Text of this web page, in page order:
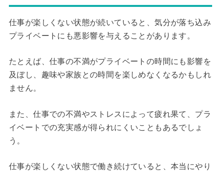
仕事が楽しくない状態が続いていると、気分が落ち込み
プライベートにも悪影響を与えることがあります。
たとえば、仕事の不満がプライベートの時間にも影響を
及ぼし、趣味や家族との時間を楽しめなくなるかもしれ
ません。
また、仕事での不満やストレスによって疲れ果て、プラ
イベートでの充実感が得られにくいこともあるでしょ
う。
仕事が楽しくない状態で働き続けていると、本当にやり